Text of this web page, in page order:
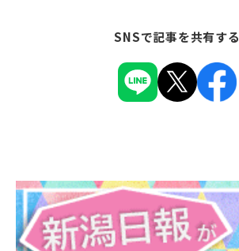
SNSで記事を共有する